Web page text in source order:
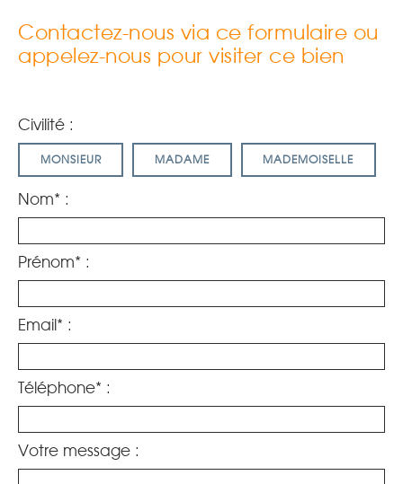
Contactez-nous via ce formulaire ou
appelez-nous pour visiter ce bien
Civilité :
MONSIEUR MADAME MADEMOISELLE
Nom* :
Prénom* :
Email* :
Téléphone* :
Votre message :